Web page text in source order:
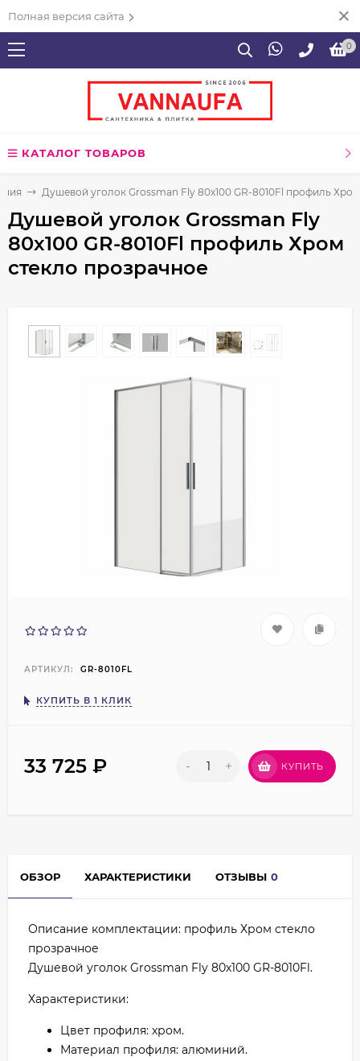
Полная версия сайта
0
КАТАЛОГ ТОВАРОВ
Душевой уголок Grossman Fly 80х100 GR-8010Fl профиль
Душевой уголок Grossman Fly
80х100 GR-8010Fl профиль Хром
стекло прозрачное
АРТИКУЛ: GR-8010FL
КУПИТЬ В 1 КЛИК
33 725 ₽ - + КУПИТЬ
ОБЗОР ХАРАКТЕРИСТИКИ ОТЗЫВЫ 0
Описание комплектации: профиль Хром стекло
прозрачное
Душевой уголок Grossman Fly 80х100 GR-8010Fl.
Характеристики:
Цвет профиля: хром.
Материал профиля: алюминий.